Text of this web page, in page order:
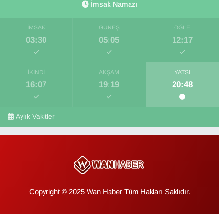
İmsak Namazı
İMSAK
03:30
GÜNEŞ
05:05
ÖĞLE
12:17
İKINDI
16:07
AKŞAM
19:19
YATSI
20:48
Aylık Vakitler
Copyright © 2025 Wan Haber Tüm Hakları Saklıdır.